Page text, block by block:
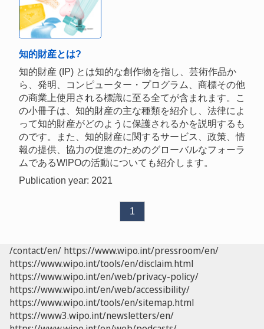
知的財産とは?
知的財産 (IP) とは知的な創作物を指し、芸術作品か
ら、発明、コンピューター・プログラム、商標その他
の商業上使用される標識に至る全てが含まれます。こ
の小冊子は、知的財産の主な種類を紹介し、法律によ
って知的財産がどのように保護されるかを説明するも
のです。また、知的財産に関するサービス、政策、情
報の提供、協力の促進のためのグローバルなフォーラ
ムであるWIPOの活動についても紹介します。
Publication year: 2021
1
/contact/en/ https://www.wipo.int/pressroom/en/
https://www.wipo.int/tools/en/disclaim.html
https://www.wipo.int/en/web/privacy-policy/
https://www.wipo.int/en/web/accessibility/
https://www.wipo.int/tools/en/sitemap.html
https://www3.wipo.int/newsletters/en/